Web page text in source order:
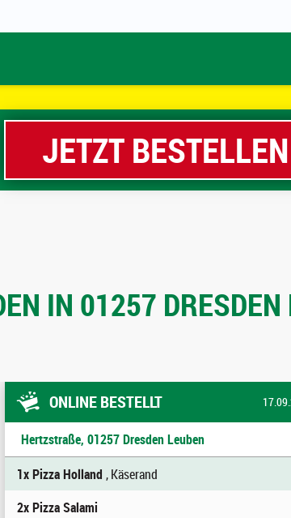
JETZT BESTELLEN
IN 01257
ONLINE BESTELLT
Hertzstraße, 01257 Dresden Leuben
1x Pizza Holland , Käserand
2x Pizza Salami